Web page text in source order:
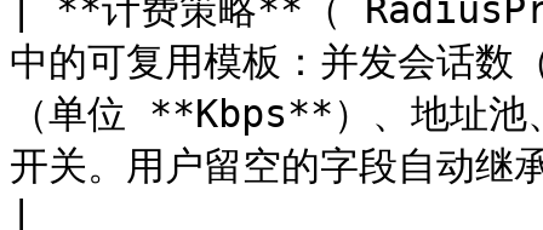
| **计费策略**（
中的可复用模板：并发会话
（单位 **Kbps**）、地址
开关。用户留空的字段自动继